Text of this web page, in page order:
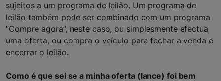
sujeitos a um programa de leilão. Um programa de
leilão também pode ser combinado com um programa
“Compre agora”, neste caso, ou simplesmente efectua
uma oferta, ou compra o veículo para fechar a venda e
encerrar o leilão.
Como é que sei se a minha oferta (lance) foi bem